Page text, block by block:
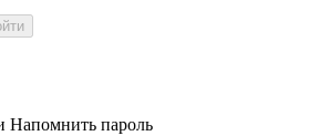
Напомнить пароль